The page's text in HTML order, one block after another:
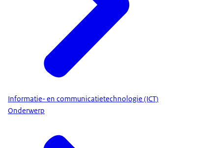
Informatie- en communicatietechnologie (ICT)
Onderwerp